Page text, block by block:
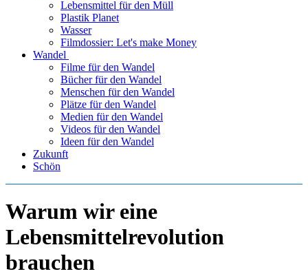
Lebensmittel für den Müll
Plastik Planet
Wasser
Filmdossier: Let's make Money
Wandel
Filme für den Wandel
Bücher für den Wandel
Menschen für den Wandel
Plätze für den Wandel
Medien für den Wandel
Videos für den Wandel
Ideen für den Wandel
Zukunft
Schön
Warum wir eine
Lebensmittelrevolution
brauchen